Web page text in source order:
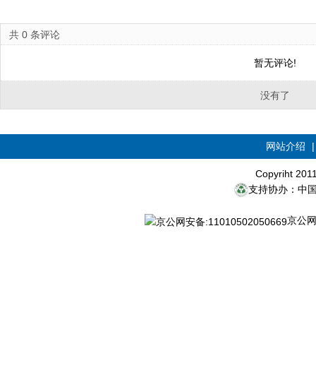
共 0 条评论
暂无评论!
没有了
网站介绍
Copyriht
支持协办：中
京公